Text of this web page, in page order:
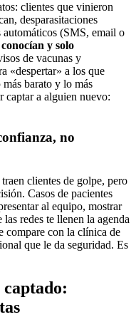
clientes que vinieron
desparasitaciones
automáticos (SMS, email o
y solo
de vacunas y
«despertar» a los que
barato y lo más
captar a alguien nuevo:
no
clientes de golpe, pero
Casos de pacientes
al equipo, mostrar
redes te llenen la agenda
compare con la clínica de
que le da seguridad. Es
captado: